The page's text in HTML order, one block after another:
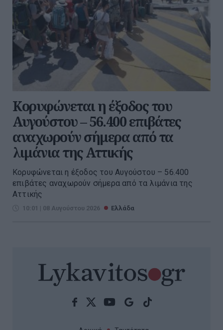
Κορυφώνεται η έξοδος του
Αυγούστου – 56.400 επιβάτες
αναχωρούν σήμερα από τα
λιμάνια της Αττικής
Κορυφώνεται η έξοδος του Αυγούστου – 56.400
επιβάτες αναχωρούν σήμερα από τα λιμάνια της
Αττικής
10:01 | 08 Αυγούστου 2026 Ελλάδα